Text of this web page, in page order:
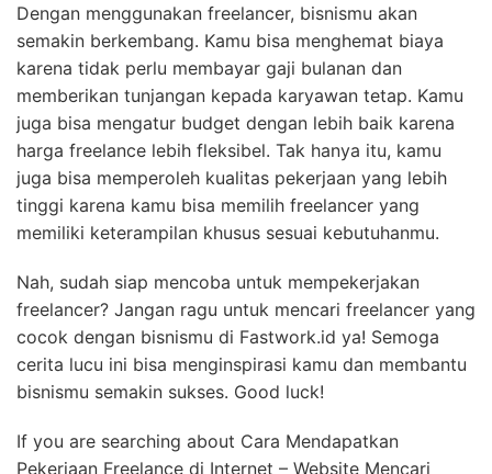
Dengan menggunakan freelancer, bisnismu akan
semakin berkembang. Kamu bisa menghemat biaya
karena tidak perlu membayar gaji bulanan dan
memberikan tunjangan kepada karyawan tetap. Kamu
juga bisa mengatur budget dengan lebih baik karena
harga freelance lebih fleksibel. Tak hanya itu, kamu
juga bisa memperoleh kualitas pekerjaan yang lebih
tinggi karena kamu bisa memilih freelancer yang
memiliki keterampilan khusus sesuai kebutuhanmu.
Nah, sudah siap mencoba untuk mempekerjakan
freelancer? Jangan ragu untuk mencari freelancer yang
cocok dengan bisnismu di Fastwork.id ya! Semoga
cerita lucu ini bisa menginspirasi kamu dan membantu
bisnismu semakin sukses. Good luck!
If you are searching about Cara Mendapatkan
Pekerjaan Freelance di Internet – Website Mencari